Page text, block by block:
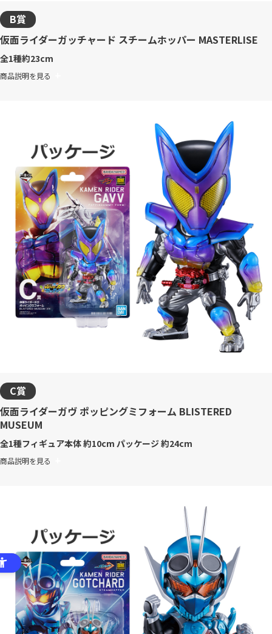
B賞
仮面ライダーガッチャード スチームホッパー MASTERLISE
全1種約23cm
商品説明を見る
C賞
仮面ライダーガヴ ポッピングミフォーム BLISTERED
MUSEUM
全1種フィギュア本体 約10cm パッケージ 約24cm
商品説明を見る